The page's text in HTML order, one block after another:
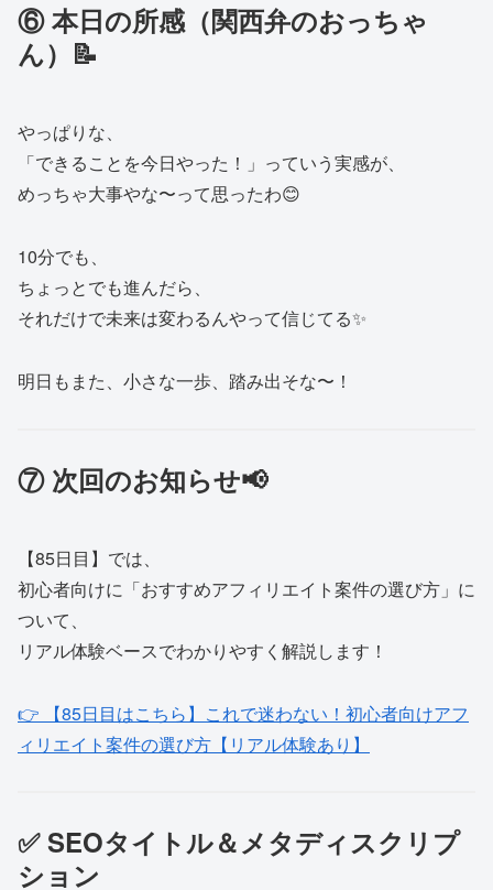
⑥ 本日の所感（関西弁のおっちゃ
ん）📝
やっぱりな、
「できることを今日やった！」っていう実感が、
めっちゃ大事やな〜って思ったわ😊
10分でも、
ちょっとでも進んだら、
それだけで未来は変わるんやって信じてる✨
明日もまた、小さな一歩、踏み出そな〜！
⑦ 次回のお知らせ📢
【85日目】では、
初心者向けに「おすすめアフィリエイト案件の選び方」に
ついて、
リアル体験ベースでわかりやすく解説します！
👉 【85日目はこちら】これで迷わない！初心者向けアフ
ィリエイト案件の選び方【リアル体験あり】
✅ SEOタイトル＆メタディスクリプ
ション